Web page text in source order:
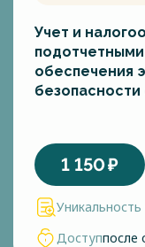
Учет и
обеспечения
безопасности
1 150₽
Уникальность
Доступпосле